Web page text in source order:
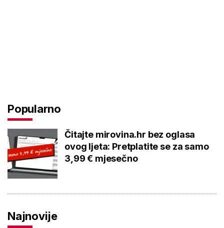
Popularno
Čitajte mirovina.hr bez oglasa
ovog ljeta: Pretplatite se za samo
3,99 € mjesečno
Najnovije